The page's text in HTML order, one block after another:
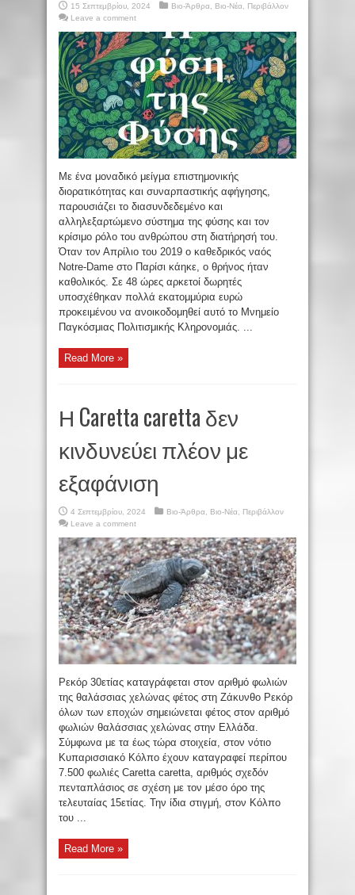
15 Σεπτεμβρίου, 2024 Βιο-Άρθρα Βιο-Νέα
Περιβάλλον
Leave a comment
Με ένα μοναδικό μείγμα επιστημονικής
διορατικότητας και συναρπαστικής αφήγησης,
παρουσιάζει το διασυνδεδεμένο και
αλληλεξαρτώμενο σύστημα της φύσης και τον
κρίσιμο ρόλο του ανθρώπου στη διατήρησή του.
Όταν τον Απρίλιο του 2019 ο καθεδρικός ναός
Notre-Dame στο Παρίσι κάηκε, ο θρήνος ήταν
καθολικός. Σε 48 ώρες αρκετοί δωρητές
υποσχέθηκαν πολλά εκατομμύρια ευρώ
προκειμένου να ανοικοδομηθεί αυτό το Μνημείο
Παγκόσμιας Πολιτισμικής Κληρονομιάς. ...
Read More »
Η Caretta caretta δεν
κινδυνεύει πλέον με
εξαφάνιση
4 Σεπτεμβρίου, 2024 Βιο-Άρθρα Βιο-Νέα
Περιβάλλον
Leave a comment
Ρεκόρ 30ετίας καταγράφεται στον αριθμό φωλιών
της θαλάσσιας χελώνας φέτος στη Ζάκυνθο Ρεκόρ
όλων των εποχών σημειώνεται φέτος στον αριθμό
φωλιών θαλάσσιας χελώνας στην Ελλάδα.
Σύμφωνα με τα έως τώρα στοιχεία, στον νότιο
Κυπαρισσιακό Κόλπο έχουν καταγραφεί περίπου
7.500 φωλιές Caretta caretta, αριθμός σχεδόν
πενταπλάσιος σε σχέση με τον μέσο όρο της
τελευταίας 15ετίας. Την ίδια στιγμή, στον Κόλπο
του ...
Read More »